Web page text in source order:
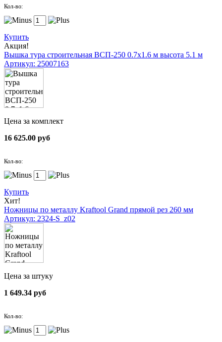
Кол-во:
Купить
Акция!
Вышка тура строительная ВСП-250 0.7х1.6 м высота 5.1 м
Артикул: 25007163
Цена за комплект
16 625.00 руб
Кол-во:
Купить
Хит!
Ножницы по металлу Kraftool Grand прямой рез 260 мм
Артикул: 2324-S_z02
Цена за штуку
1 649.34 руб
Кол-во: